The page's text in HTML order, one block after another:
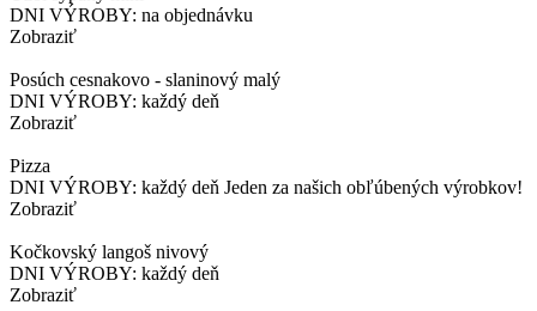
DNI VÝROBY: na objednávku
Zobraziť
Posúch cesnakovo - slaninový malý
DNI VÝROBY: každý deň
Zobraziť
Pizza
DNI VÝROBY: každý deň Jeden za našich obľúbených výrobkov!
Zobraziť
Kočkovský langoš nivový
DNI VÝROBY: každý deň
Zobraziť